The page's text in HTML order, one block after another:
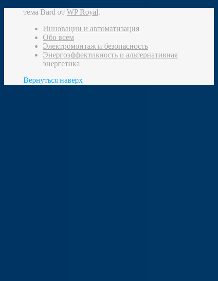
тема Bard от WP Royal.
Инновации и автоматизация
Обо всем
Электромонтаж и безопасность
Энергоэффективность и альтернативная
энергетика
Вернуться наверх